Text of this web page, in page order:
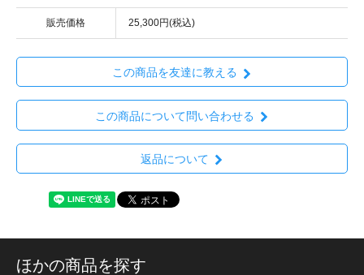
販売価格 25,300円(税込)
この商品を友達に教える
この商品について問い合わせる
返品について
ほかの商品を探す